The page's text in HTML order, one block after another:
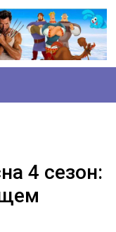
4 сезон: